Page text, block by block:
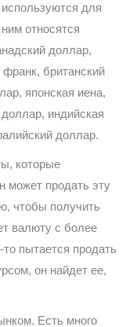
для
относятся
доллар,
британский
японская иена,
индийская
доллар.
которые
может продать эту
чтобы получить
валюту с более
пытается продать
он найдет ее,
Есть много